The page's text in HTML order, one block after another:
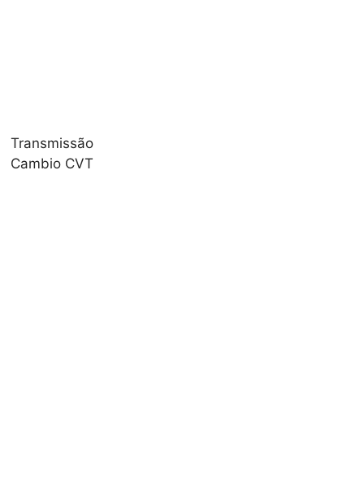
Transmissão
Cambio CVT